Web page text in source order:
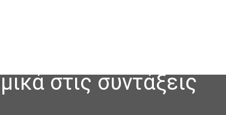
στις συντάξεις